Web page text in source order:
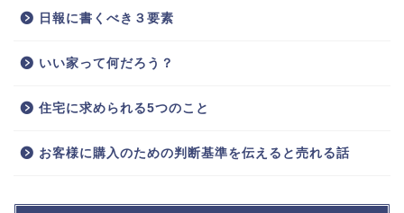
日報に書くべき３要素
いい家って何だろう？
住宅に求められる5つのこと
お客様に購入のための判断基準を伝えると売れる話